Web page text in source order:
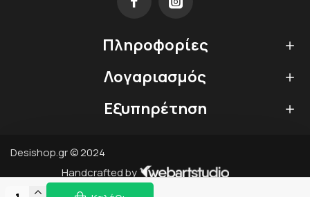
Πληροφορίες
Λογαριασμός
Εξυπηρέτηση
Desishop.gr © 2024
Handcrafted by